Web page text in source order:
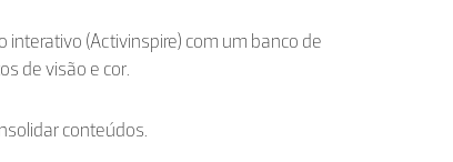
interativo (Activinspire) com um banco de
de visão e cor.
conteúdos.